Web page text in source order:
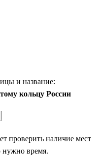
Сергиев Посад,
маршрута —
к столице, этот город
со всего мира. Главный
Сергиева Лавра,
уникального
святых источников.
и название:
кольцу России
проверить наличие мест
нужно время.